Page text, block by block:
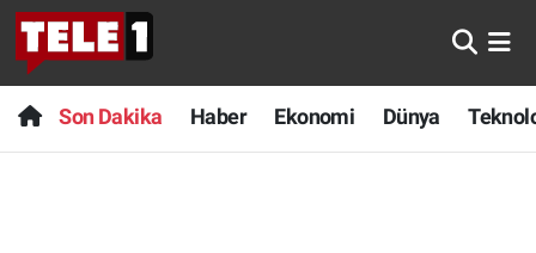
Son Dakika Haber Ekonomi Dünya
Anında Manşet
Başka Sohbetler
Son Dakika
Haber
Nöbetçi Eczaneler
Hava Durumu